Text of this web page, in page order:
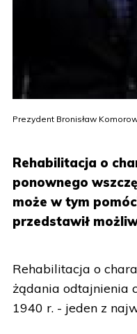
Prezydent Bronisław
Rehabilitacja o
ponownego
może w tym
przedstawił
Rehabilitacja o
żądania odtajnienia
1940 r. - jeden z